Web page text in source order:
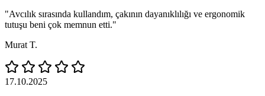
"Avcılık sırasında kullandım, çakının dayanıklılığı ve ergonomik
tutuşu beni çok memnun etti."
Murat T.
17.10.2025